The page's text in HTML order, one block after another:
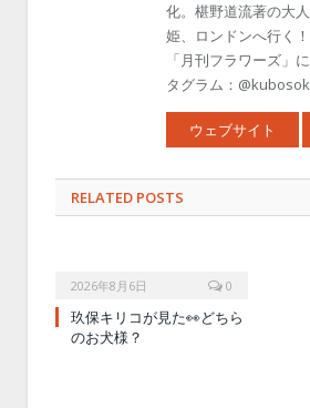
化。椹野道流著の大
姫、ロンドンへ行く
「月刊フラワーズ」
タグラム：
ウェブサイト
RELATED POSTS
2026年8月6日 0
玖保キリコが見た👀どちら
のお犬様？